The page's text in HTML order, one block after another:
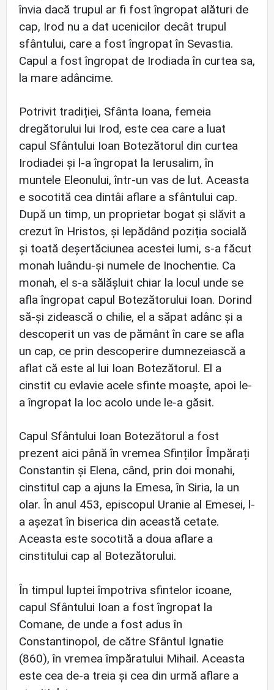
învia dacă trupul ar fi fost îngropat alături de
cap, Irod nu a dat ucenicilor decât trupul
sfântului, care a fost îngropat în Sevastia.
Capul a fost îngropat de Irodiada în curtea sa,
la mare adâncime.
Potrivit tradiției, Sfânta Ioana, femeia
dregătorului lui Irod, este cea care a luat
capul Sfântului Ioan Botezătorul din curtea
Irodiadei și l-a îngropat la Ierusalim, în
muntele Eleonului, într-un vas de lut. Aceasta
e socotită cea dintâi aflare a sfântului cap.
După un timp, un proprietar bogat și slăvit a
crezut în Hristos, și lepădând poziția socială
și toată deșertăciunea acestei lumi, s-a făcut
monah luându-și numele de Inochentie. Ca
monah, el s-a sălășluit chiar la locul unde se
afla îngropat capul Botezătorului Ioan. Dorind
să-și zidească o chilie, el a săpat adânc și a
descoperit un vas de pământ în care se afla
un cap, ce prin descoperire dumnezeiască a
aflat că este al lui Ioan Botezătorul. El a
cinstit cu evlavie acele sfinte moaște, apoi le-
a îngropat la loc acolo unde le-a găsit.
Capul Sfântului Ioan Botezătorul a fost
prezent aici până în vremea Sfinților Împărați
Constantin și Elena, când, prin doi monahi,
cinstitul cap a ajuns la Emesa, în Siria, la un
olar. În anul 453, episcopul Uranie al Emesei, l-
a așezat în biserica din această cetate.
Aceasta este socotită a doua aflare a
cinstitului cap al Botezătorului.
În timpul luptei împotriva sfintelor icoane,
capul Sfântului Ioan a fost îngropat la
Comane, de unde a fost adus în
Constantinopol, de către Sfântul Ignatie
(860), în vremea împăratului Mihail. Aceasta
este cea de-a treia și cea din urmă aflare a